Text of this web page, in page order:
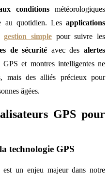
conditionsmétéorologiques
au quotidien. Les applications
gestion simplepour suivre les
de sécurité avec desalertes
et montres intelligentes ne
mais des alliés précieux pour
âgées.
GPS pour
technologie GPS
est un enjeu majeur dans notre